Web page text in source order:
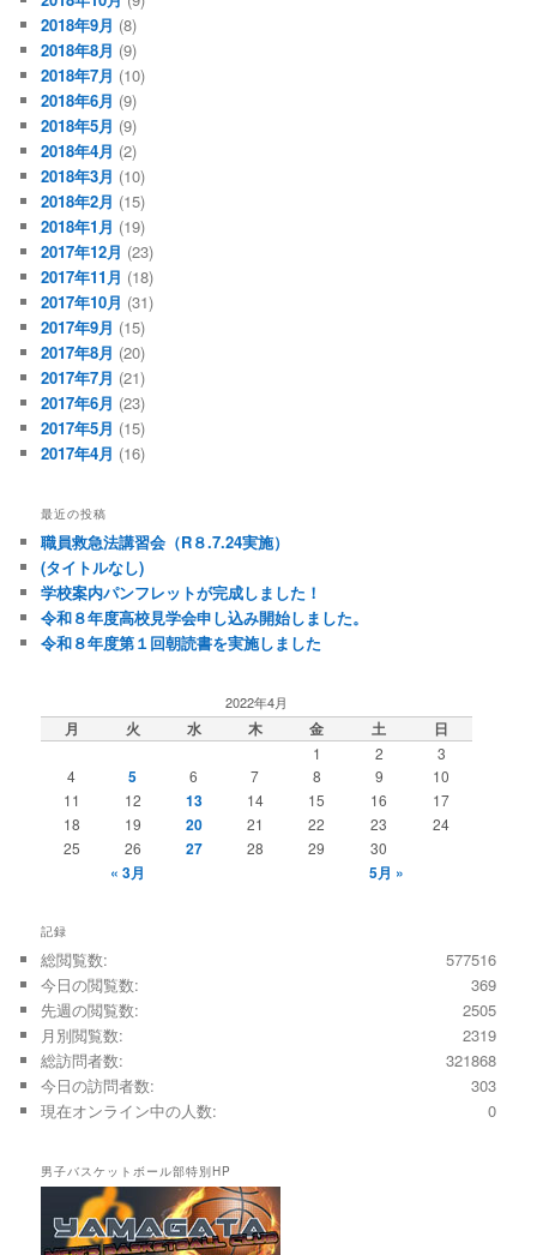
2018年9月 (8)
2018年8月 (9)
2018年7月 (10)
2018年6月 (9)
2018年5月 (9)
2018年4月 (2)
2018年3月 (10)
2018年2月 (15)
2018年1月 (19)
2017年12月 (23)
2017年11月 (18)
2017年10月 (31)
2017年9月 (15)
2017年8月 (20)
2017年7月 (21)
2017年6月 (23)
2017年5月 (15)
2017年4月 (16)
最近の投稿
職員救急法講習会（R８.7.24実施）
(タイトルなし)
学校案内パンフレットが完成しました！
令和８年度高校見学会申し込み開始しました。
令和８年度第１回朝読書を実施しました
2022年4月
月 火 水 木 金 土 日
1 2
3
4
5 6 7 8 9
10
11
12 13 14 15 16
17
18
19 20 21 22 23
24
25
26 27 28 29 30
« 3月 5月 »
記録
577516
総閲覧数:
369
今日の閲覧数:
2505
先週の閲覧数:
2319
月別閲覧数:
321868
総訪問者数:
303
今日の訪問者数:
0
現在オンライン中の人数:
男子バスケットボール部特別HP